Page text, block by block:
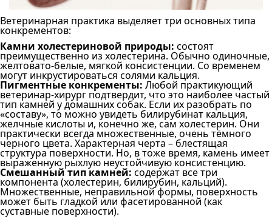
Ветеринарная практика выделяет три основных типа
конкрементов:
Камни холестериновой природы: состоят
преимущественно из холестерина. Обычно одиночные,
желтовато-белые, мягкой консистенции. Со временем
могут инкрустироваться солями кальция.
Пигментные конкременты: Любой практикующий
ветеринар-хирург подтвердит, что это наиболее частый
тип камней у домашних собак. Если их разобрать по
«составу», то можно увидеть билирубинат кальция,
желчные кислоты и, конечно же, сам холестерин. Они
практически всегда множественные, очень тёмного
черного цвета. Характерная черта – блестящая
структура поверхности. Но, в тоже время, камень имеет
выраженную рыхлую неустойчивую консистенцию.
Смешанный тип камней: содержат все три
компонента (холестерин, билирубин, кальций).
Множественные, неправильной формы, поверхность
может быть гладкой или фасетированной (как
суставные поверхности).